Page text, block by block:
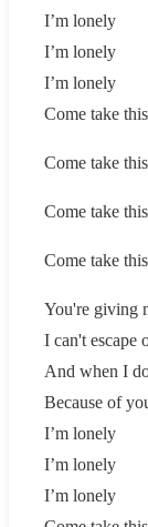
I’m lonely
I’m lonely
I’m lonely
Сome take
Сome take
Сome take
Сome take
You're giving
I can't escape
And when I
Because of
I’m lonely
I’m lonely
I’m lonely